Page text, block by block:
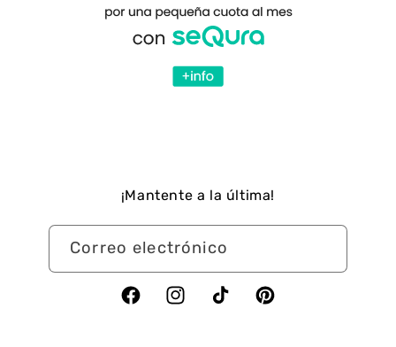
¡Mantente a la última!
Correo electrónico
FacebookInstagramTikTok Pinterest